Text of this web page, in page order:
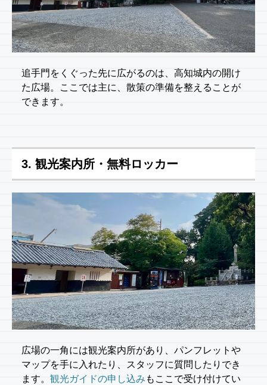
追手門をくぐった先に広がるのは、高知城内の開け
た広場。ここでは主に、散策の準備を整えることが
できます。
3. 観光案内所・無料ロッカー
広場の一角には観光案内所があり、パンフレットや
マップを手に入れたり、スタッフに質問したりでき
ます。 観光ガイドの申し込み もここで受け付けてい